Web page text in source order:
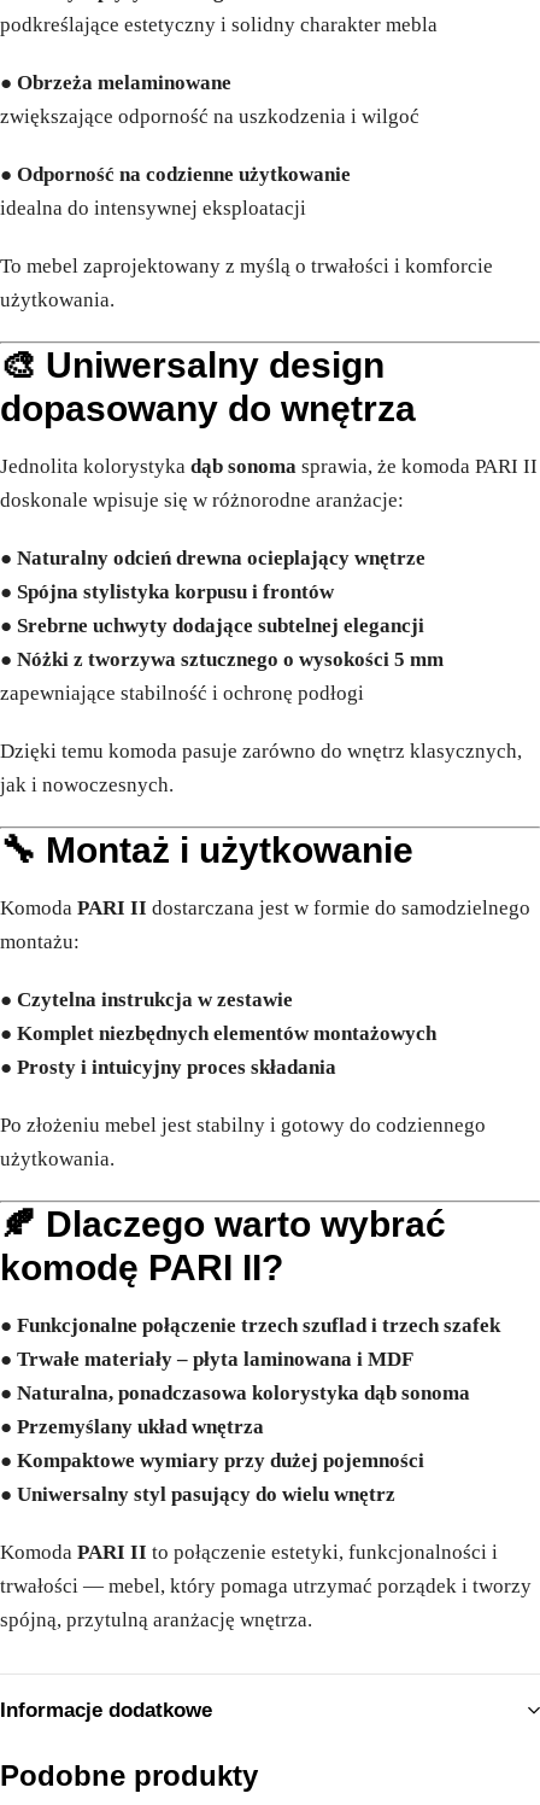
podkreślające estetyczny i solidny charakter mebla
● Obrzeża melaminowane
zwiększające odporność na uszkodzenia i wilgoć
● Odporność na codzienne użytkowanie
idealna do intensywnej eksploatacji
To mebel zaprojektowany z myślą o trwałości i komforcie
użytkowania.
🎨 Uniwersalny design
dopasowany do wnętrza
Jednolita kolorystyka dąb sonoma sprawia, że komoda PARI II
doskonale wpisuje się w różnorodne aranżacje:
● Naturalny odcień drewna ocieplający wnętrze
● Spójna stylistyka korpusu i frontów
● Srebrne uchwyty dodające subtelnej elegancji
● Nóżki z tworzywa sztucznego o wysokości 5 mm
zapewniające stabilność i ochronę podłogi
Dzięki temu komoda pasuje zarówno do wnętrz klasycznych,
jak i nowoczesnych.
🔧 Montaż i użytkowanie
Komoda PARI II dostarczana jest w formie do samodzielnego
montażu:
● Czytelna instrukcja w zestawie
● Komplet niezbędnych elementów montażowych
● Prosty i intuicyjny proces składania
Po złożeniu mebel jest stabilny i gotowy do codziennego
użytkowania.
🍂 Dlaczego warto wybrać
komodę PARI II?
● Funkcjonalne połączenie trzech szuflad i trzech szafek
● Trwałe materiały – płyta laminowana i MDF
● Naturalna, ponadczasowa kolorystyka dąb sonoma
● Przemyślany układ wnętrza
● Kompaktowe wymiary przy dużej pojemności
● Uniwersalny styl pasujący do wielu wnętrz
Komoda PARI II to połączenie estetyki, funkcjonalności i
trwałości — mebel, który pomaga utrzymać porządek i tworzy
spójną, przytulną aranżację wnętrza.
Informacje dodatkowe
Podobne produkty